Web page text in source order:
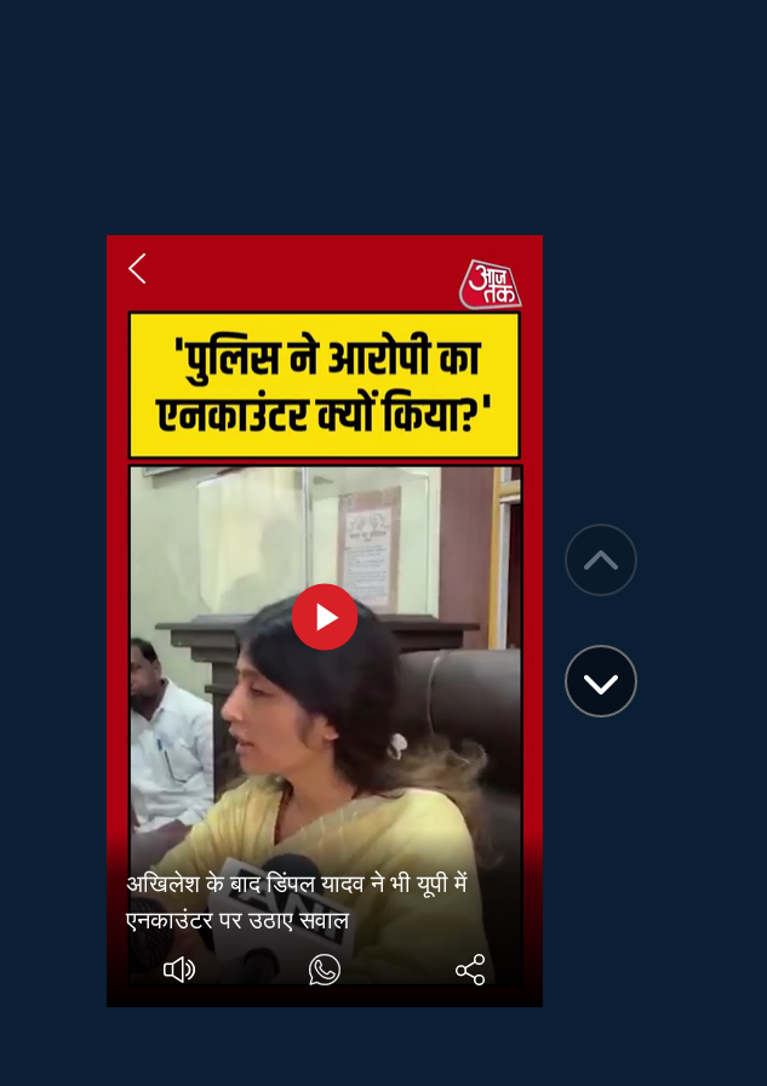
अखिलेश के बाद डिंपल यादव ने भी यूपी में
एनकाउंटर पर उठाए सवाल